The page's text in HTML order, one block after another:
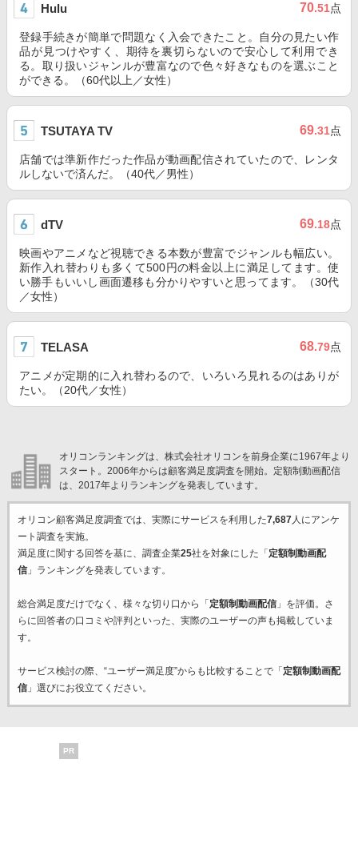
Hulu 70.51点
登録手続きが簡単で問題なく入会できたこと。自分の見たい作
品が見つけやすく、期待を裏切らないので安心して利用でき
る。取り扱いジャンルが豊富なので色々好きなものを選ぶこと
ができる。（60代以上／女性）
TSUTAYA TV 69.31点
店舗では準新作だった作品が動画配信されていたので、レンタ
ルしないで済んだ。（40代／男性）
dTV 69.18点
映画やアニメなど視聴できる本数が豊富でジャンルも幅広い。
新作入れ替わりも多くて500円の料金以上に満足してます。使
い勝手もいいし画面遷移も分かりやすいと思ってます。（30代
／女性）
TELASA 68.79点
アニメが定期的に入れ替わるので、いろいろ見れるのはありが
たい。（20代／女性）
オリコンランキングは、株式会社オリコンを前身企業に1967年より
スタート。2006年からは顧客満足度調査を開始。定額制動画配信
は、2017年よりランキングを発表しています。
オリコン顧客満足度調査では、実際にサービスを利用した7,687人にアンケ
ート調査を実施。
満足度に関する回答を基に、調査企業25社を対象にした「 定額制動画配
信」ランキングを発表しています。
総合満足度だけでなく、様々な切り口から「 定額制動画配信」を評価。さ
らに回答者の口コミや評判といった、実際のユーザーの声も掲載していま
す。
サービス検討の際、“ユーザー満足度”からも比較することで「 定額制動画配
信」選びにお役立てください。
PR